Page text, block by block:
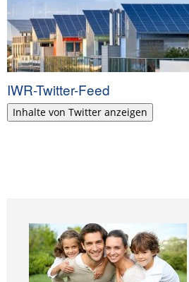
IWR-Twitter-Feed
Inhalte von Twitter anzeigen